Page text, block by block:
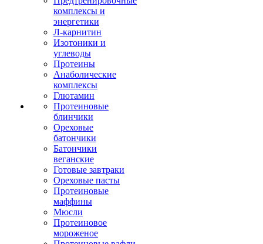
комплексы и
энергетики
Л-карнитин
Изотоники и
углеводы
Протеины
Анаболические
комплексы
Глютамин
Протеиновые
блинчики
Ореховые
батончики
Батончики
веганские
Готовые завтраки
Ореховые пасты
Протеиновые
маффины
Мюсли
Протеиновое
мороженое